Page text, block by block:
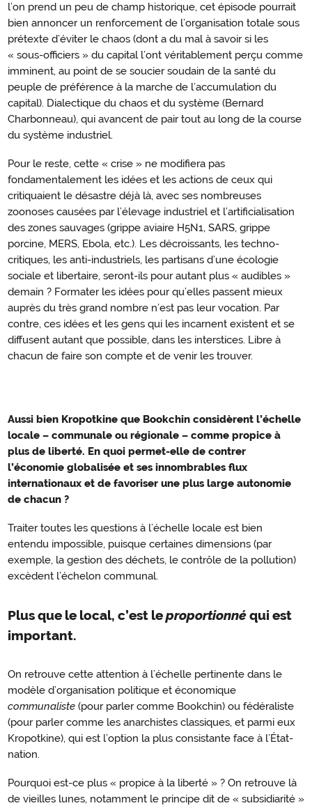
l’on prend un peu de champ historique, cet épisode pourrait
bien annoncer un renforcement de l’organisation totale sous
prétexte d’éviter le chaos (dont a du mal à savoir si les
« sous-officiers » du capital l’ont véritablement perçu comme
imminent, au point de se soucier soudain de la santé du
peuple de préférence à la marche de l’accumulation du
capital). Dialectique du chaos et du système (Bernard
Charbonneau), qui avancent de pair tout au long de la course
du système industriel.
Pour le reste, cette « crise » ne modifiera pas
fondamentalement les idées et les actions de ceux qui
critiquaient le désastre déjà là, avec ses nombreuses
zoonoses causées par l’élevage industriel et l’artificialisation
des zones sauvages (grippe aviaire H5N1, SARS, grippe
porcine, MERS, Ebola, etc.). Les décroissants, les techno-
critiques, les anti-industriels, les partisans d’une écologie
sociale et libertaire, seront-ils pour autant plus « audibles »
demain ? Formater les idées pour qu’elles passent mieux
auprès du très grand nombre n’est pas leur vocation. Par
contre, ces idées et les gens qui les incarnent existent et se
diffusent autant que possible, dans les interstices. Libre à
chacun de faire son compte et de venir les trouver.
Le
proportionné
entre
solutions
maximaliste
et
minimaliste
Aussi bien Kropotkine que Bookchin considèrent l’échelle
locale – communale ou régionale – comme propice à
plus de liberté. En quoi permet-elle de contrer
l’économie globalisée et ses innombrables flux
internationaux et de favoriser une plus large autonomie
de chacun ?
Traiter toutes les questions à l’échelle locale est bien
entendu impossible, puisque certaines dimensions (par
exemple, la gestion des déchets, le contrôle de la pollution)
excèdent l’échelon communal.
Plus que le local, c’est leproportionnéqui est
important.
On retrouve cette attention à l’échelle pertinente dans le
modèle d’organisation politique et économique
communaliste (pour parler comme Bookchin) ou fédéraliste
(pour parler comme les anarchistes classiques, et parmi eux
Kropotkine), qui est l’option la plus consistante face à l’État-
nation.
Pourquoi est-ce plus « propice à la liberté » ? On retrouve là
de vieilles lunes, notamment le principe dit de « subsidiarité »